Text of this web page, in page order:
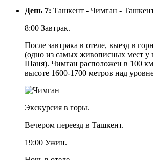
День 7: Ташкент - Чимган -
8:00 Завтрак.
После завтрака в отеле, выезд в
(одно из самых живописных мест у
Шаня). Чимган расположен в 100
высоте 1600-1700 метров над
Экскурсия в горы.
Вечером переезд в Ташкент.
19:00 Ужин.